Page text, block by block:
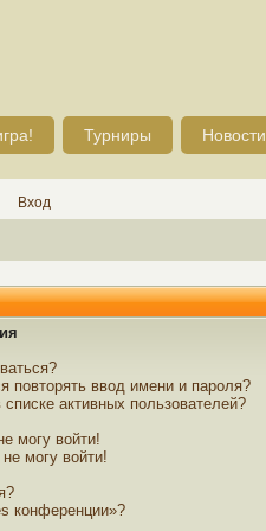
Турниры Новости
Вход
повторять ввод имени и пароля?
активных пользователей?
могу войти!
могу войти!
конференции»?